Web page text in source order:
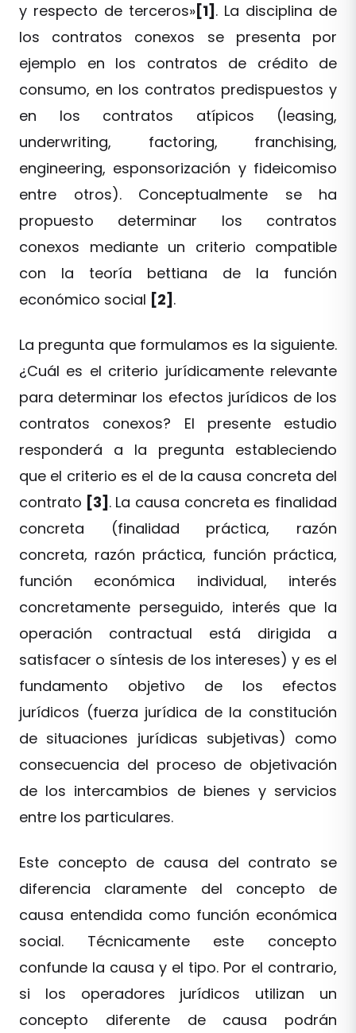
y respecto de terceros» [1] . La disciplina de
los contratos conexos se presenta por
ejemplo en los contratos de crédito de
consumo, en los contratos predispuestos y
en los contratos atípicos (leasing,
underwriting, factoring, franchising,
engineering, esponsorización y fideicomiso
entre otros). Conceptualmente se ha
propuesto determinar los contratos
conexos mediante un criterio compatible
con la teoría bettiana de la función
económico social [2] .
La pregunta que formulamos es la siguiente.
¿Cuál es el criterio jurídicamente relevante
para determinar los efectos jurídicos de los
contratos conexos? El presente estudio
responderá a la pregunta estableciendo
que el criterio es el de la causa concreta del
contrato [3] . La causa concreta es finalidad
concreta (finalidad práctica, razón
concreta, razón práctica, función práctica,
función económica individual, interés
concretamente perseguido, interés que la
operación contractual está dirigida a
satisfacer o síntesis de los intereses) y es el
fundamento objetivo de los efectos
jurídicos (fuerza jurídica de la constitución
de situaciones jurídicas subjetivas) como
consecuencia del proceso de objetivación
de los intercambios de bienes y servicios
entre los particulares.
Este concepto de causa del contrato se
diferencia claramente del concepto de
causa entendida como función económica
social. Técnicamente este concepto
confunde la causa y el tipo. Por el contrario,
si los operadores jurídicos utilizan un
concepto diferente de causa podrán